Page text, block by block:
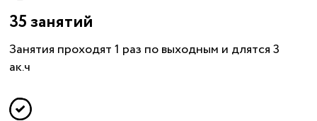
35 занятий
Занятия проходят 1 раз по выходным и длятся 3
ак.ч